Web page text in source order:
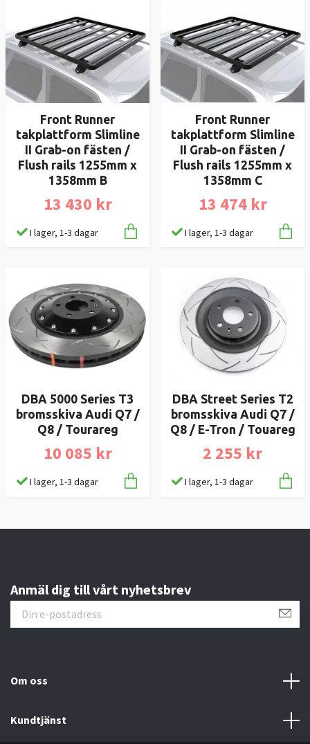
Front Runner
takplattform Slimline
II Grab-on fästen /
Flush rails 1255mm x
1358mm B
13 430 kr
I lager, 1-3 dagar
Front Runner
takplattform Slimline
II Grab-on fästen /
Flush rails 1255mm x
1358mm C
13 474 kr
I lager, 1-3 dagar
DBA 5000 Series T3
bromsskiva Audi Q7 /
Q8 / Tourareg
10 085 kr
I lager, 1-3 dagar
DBA Street Series T2
bromsskiva Audi Q7 /
Q8 / E-Tron / Touareg
2 255 kr
I lager, 1-3 dagar
Anmäl dig till vårt nyhetsbrev
Om oss
Kundtjänst